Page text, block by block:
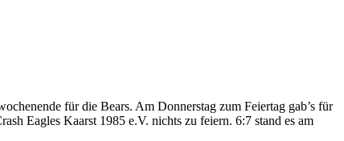
für die Bears. Am Donnerstag zum Feiertag gab’s für
Eagles Kaarst 1985 e.V. nichts zu feiern. 6:7 stand es am